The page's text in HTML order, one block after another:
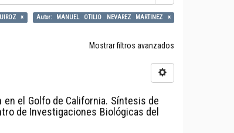
×
Autor: MANUEL OTILIO NEVAREZ MARTINEZ ×
Mostrar filtros avanzados
el Golfo de California. Síntesis de
de Investigaciones Biológicas del